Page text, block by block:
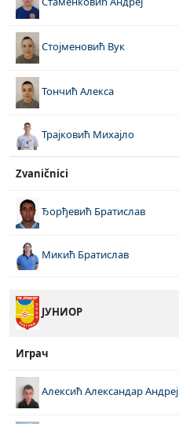
Стојменовић Вук
Тончић Алекса
Трајковић Михајло
Zvaničnici
Ђорђевић Братислав
Микић Братислав
ЈУНИОР
Играч
Алексић Александар Андреј